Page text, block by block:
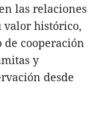
las relaciones
valor histórico,
cooperación
y
desde